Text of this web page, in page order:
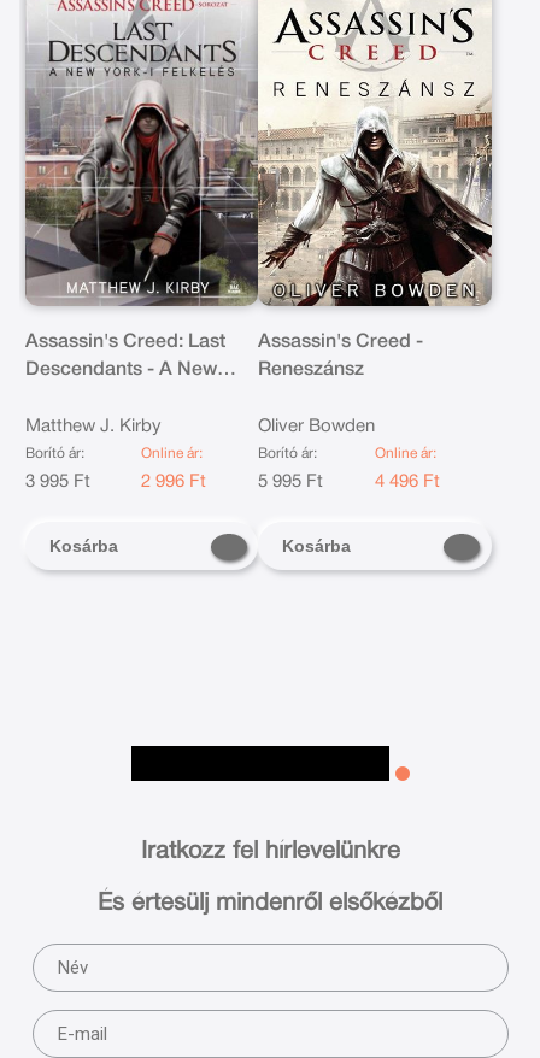
Assassin's Creed: Last
Descendants - A New
Matthew J. Kirby
Borító ár:
3 995 Ft
Online ár:
2 996 Ft
Kosárba
Assassin's Creed -
Reneszánsz
Oliver Bowden
Borító ár:
5 995 Ft
Online ár:
4 496 Ft
Kosárba
Iratkozz fel hírlevelünkre
És értesülj mindenről elsőkézből